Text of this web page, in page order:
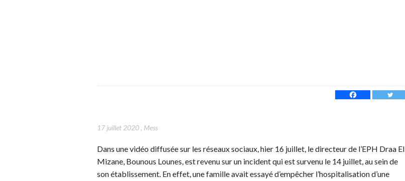
17 juillet 2020, Mess
Dans une vidéo diffusée sur les réseaux sociaux, hier 16 juillet, le directeur de l’EPH Draa El
Mizane, Bounous Lounes, est revenu sur un incident qui est survenu le 14 juillet, au sein de
son établissement. En effet, une famille avait essayé d’empêcher l’hospitalisation d’une